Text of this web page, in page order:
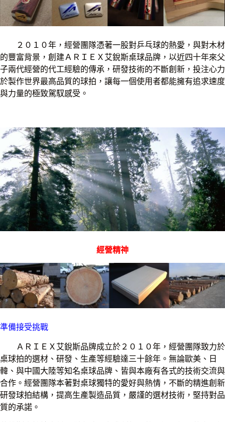
２０１０年，經營團隊憑著一股對乒乓球的熱愛，與對木材
的豐富背景，創建ＡＲＩＥＸ艾銳斯桌球品牌，以近四十年來父
子兩代經營的代工經驗的傳承，研發技術的不斷創新，投注心力
於製作世界最高品質的球拍，讓每一個使用者都能擁有追求速度
與力量的極致駕馭感受。
經營精神
準備接受挑戰
ＡＲＩＥＸ艾銳斯品牌成立於２０１０年，經營團隊致力於
桌球拍的選材、研發、生產等經驗達三十餘年。無論歐美、日
韓、與中國大陸等知名桌球品牌、皆與本廠有各式的技術交流與
合作。經營團隊本著對桌球獨特的愛好與熱情，不斷的精進創新
研發球拍結構，提高生產製造品質，嚴謹的選材技術，堅持對品
質的承諾。